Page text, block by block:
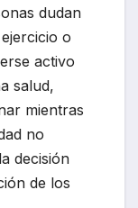
dudan
o
activo
salud,
mientras
no
decisión
de los